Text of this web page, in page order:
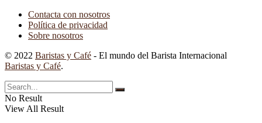
Contacta con nosotros
Política de privacidad
Sobre nosotros
© 2022 Baristas y Café - El mundo del Barista Internacional
Baristas y Café.
No Result
View All Result